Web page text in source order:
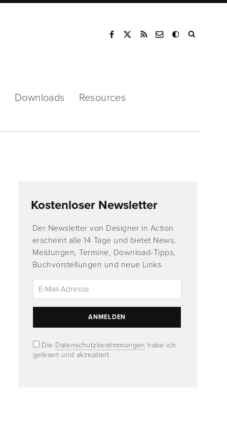
Downloads Resources
Kostenloser Newsletter
Der Newsletter von Designer in Action
erscheint alle 14 Tage und bietet News,
Meldungen, Termine, Download-Tipps,
Buchvorstellungen und neue Links.
Die Datenschutzbestimmungen habe ich
gelesen und akzeptiert.